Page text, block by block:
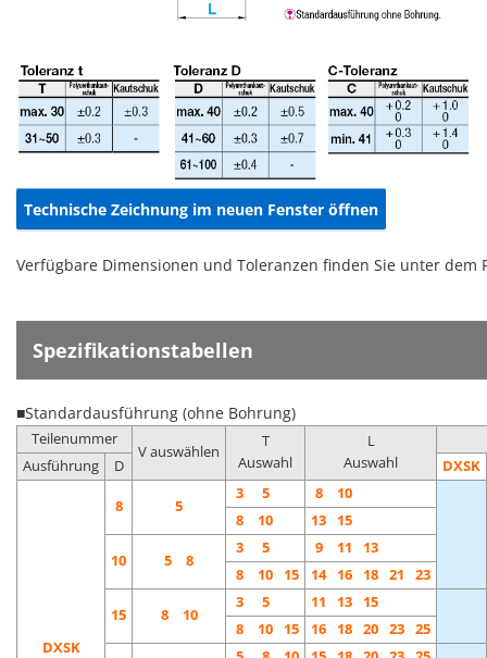
Technische Zeichnung im neuen Fenster öffnen
Verfügbare Dimensionen und Toleranzen finden Sie unter dem
Spezifikationstabellen
■Standardausführung (ohne Bohrung)
Teilenummer
V auswählen
T
Auswahl
L
Auswahl
Ausführung D DXSK
DXSK
8 5
3 5 8
10
8
10 13 15
10 5 8
3 5 9 11
13
8
10 15 14 16 18 21 23
15 8 10
3 5 11 13
15
8
10 15 16 18 20 23 25